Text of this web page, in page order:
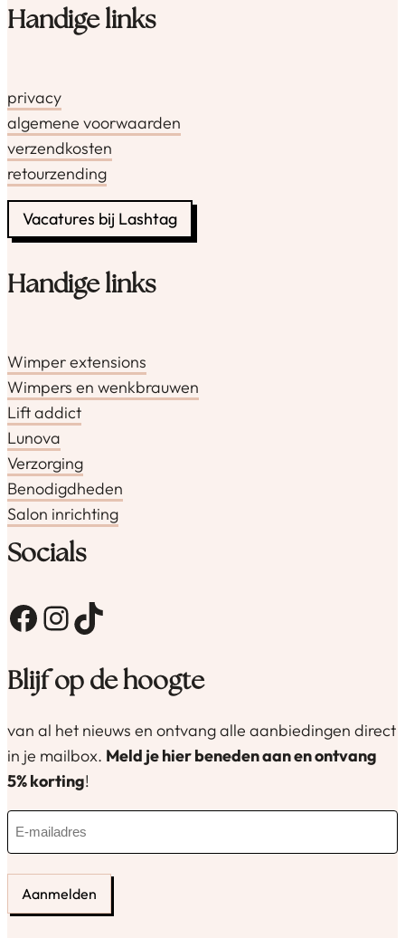
Handige links
privacy
algemene voorwaarden
verzendkosten
retourzending
Vacatures bij Lashtag
Handige links
Wimper extensions
Wimpers en wenkbrauwen
Lift addict
Lunova
Verzorging
Benodigdheden
Salon inrichting
Socials
Facebook InstagramTikTok
Blijf op de hoogte
van al het nieuws en ontvang alle aanbiedingen direct
in je mailbox. Meld je hier beneden aan en ontvang
5% korting!
i